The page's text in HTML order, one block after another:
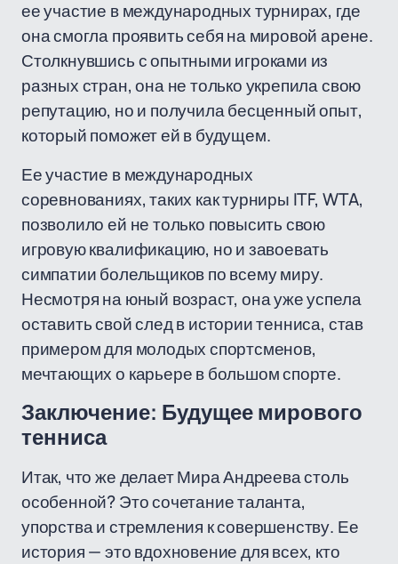
ее участие в международных турнирах, где
она смогла проявить себя на мировой арене.
Столкнувшись с опытными игроками из
разных стран, она не только укрепила свою
репутацию, но и получила бесценный опыт,
который поможет ей в будущем.
Ее участие в международных
соревнованиях, таких как турниры ITF, WTA,
позволило ей не только повысить свою
игровую квалификацию, но и завоевать
симпатии болельщиков по всему миру.
Несмотря на юный возраст, она уже успела
оставить свой след в истории тенниса, став
примером для молодых спортсменов,
мечтающих о карьере в большом спорте.
Заключение: Будущее мирового
тенниса
Итак, что же делает Мира Андреева столь
особенной? Это сочетание таланта,
упорства и стремления к совершенству. Ее
история — это вдохновение для всех, кто